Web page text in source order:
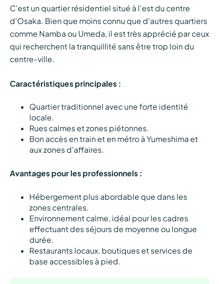
C'est un quartier résidentiel situé à l'est du centre
d'Osaka. Bien que moins connu que d'autres quartiers
comme Namba ou Umeda, il est très apprécié par ceux
qui recherchent la tranquillité sans être trop loin du
centre-ville.
Caractéristiques principales :
Quartier traditionnel avec une forte identité
locale.
Rues calmes et zones piétonnes.
Bon accès en train et en métro à Yumeshima et
aux zones d'affaires.
Avantages pour les professionnels :
Hébergement plus abordable que dans les
zones centrales.
Environnement calme, idéal pour les cadres
effectuant des séjours de moyenne ou longue
durée.
Restaurants locaux, boutiques et services de
base accessibles à pied.